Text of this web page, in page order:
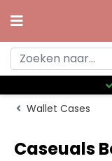
Wallet Cases
Caseuals